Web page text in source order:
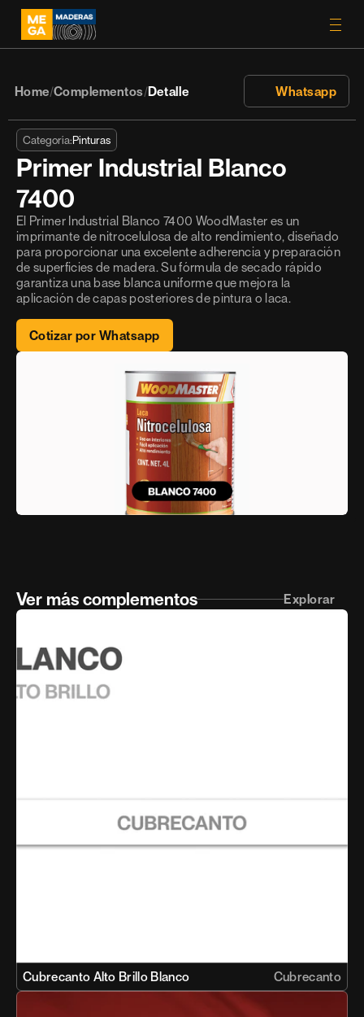
Home/Complementos/Detalle Whatsapp
Categoría:Pinturas
Primer Industrial Blanco
7400
El Primer Industrial Blanco 7400 WoodMaster es un
imprimante de nitrocelulosa de alto rendimiento, diseñado
para proporcionar una excelente adherencia y preparación
de superficies de madera. Su fórmula de secado rápido
garantiza una base blanca uniforme que mejora la
aplicación de capas posteriores de pintura o laca.
Cotizar por Whatsapp
Ver más complementos Explorar
Cubrecanto Alto Brillo Blanco Cubrecanto